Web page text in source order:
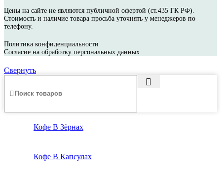
Цены на сайте не являются публичной офертой (ст.435 ГК РФ).
Стоимость и наличие товара просьба уточнять у менеджеров по
телефону.
Политика конфиденциальности
Согласие на обработку персональных данных
Свернуть
Кофе В Зёрнах
Кофе В Капсулах